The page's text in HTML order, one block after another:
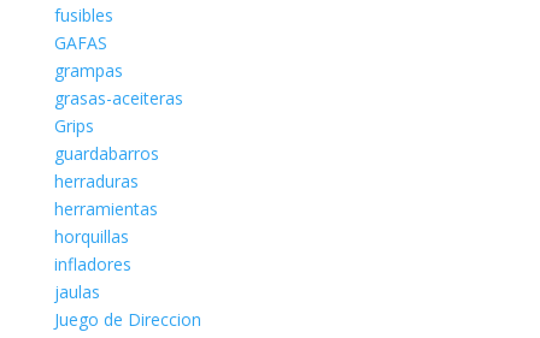
fusibles
GAFAS
grampas
grasas-aceiteras
Grips
guardabarros
herraduras
herramientas
horquillas
infladores
jaulas
Juego de Direccion